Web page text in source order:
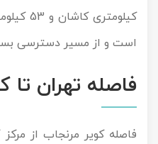
است و از مسیر دسترسی
فاصله تهران تا
فاصله کویر مرنجاب از